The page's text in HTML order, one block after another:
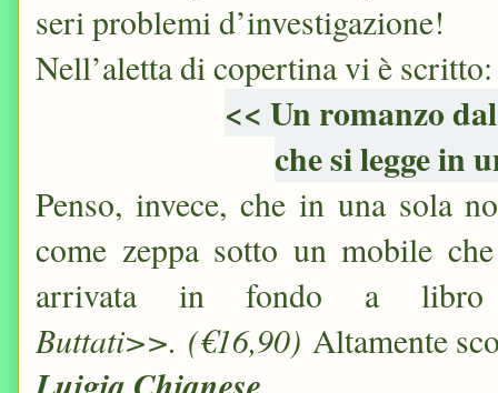
seri problemi d’investigazione!
Nell’aletta di copertina vi è scritto:
<< Un romanzo
che si legge in
Penso, invece, che in una sola
come zeppa sotto un mobile
arrivata in fondo a
Buttati>>. (€16,90) Altamente